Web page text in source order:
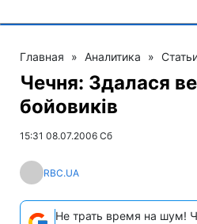
Главная » Аналитика »
Чечня: Здалася
бойовиків
15:31 08.07.2006 Сб
RBC.UA
Не трать время на шум!